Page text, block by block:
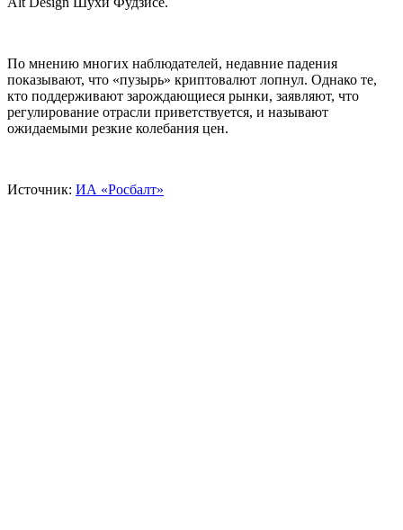
По мнению многих наблюдателей, недавние падения
показывают, что «пузырь» криптовалют лопнул. Однако те,
кто поддерживают зарождающиеся рынки, заявляют, что
регулирование отрасли приветствуется, и называют
ожидаемыми резкие колебания цен.
Источник: ИА «Росбалт»